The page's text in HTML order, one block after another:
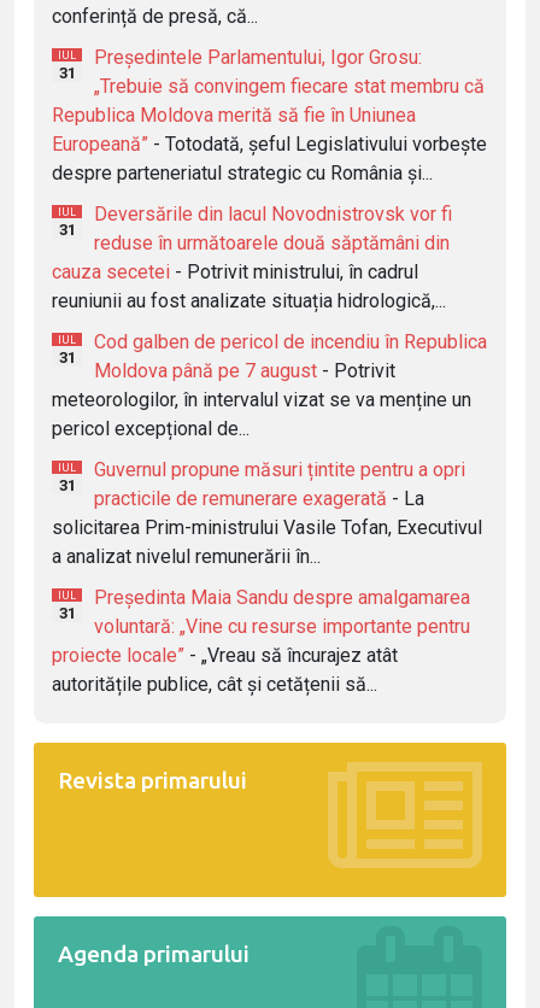
conferință de presă, că...
IUL
31
Președintele Parlamentului, Igor Grosu:
„Trebuie să convingem fiecare stat membru că
Republica Moldova merită să fie în Uniunea
Europeană” - Totodată, șeful Legislativului vorbește
despre parteneriatul strategic cu România și...
IUL
31
Deversările din lacul Novodnistrovsk vor fi
reduse în următoarele două săptămâni din
cauza secetei - Potrivit ministrului, în cadrul
reuniunii au fost analizate situația hidrologică,...
IUL
31
Cod galben de pericol de incendiu în Republica
Moldova până pe 7 august - Potrivit
meteorologilor, în intervalul vizat se va menține un
pericol excepțional de...
IUL
31
Guvernul propune măsuri țintite pentru a opri
practicile de remunerare exagerată - La
solicitarea Prim-ministrului Vasile Tofan, Executivul
a analizat nivelul remunerării în...
IUL
31
Președinta Maia Sandu despre amalgamarea
voluntară: „Vine cu resurse importante pentru
proiecte locale” - „Vreau să încurajez atât
autoritățile publice, cât și cetățenii să...
Revista primarului
Agenda primarului